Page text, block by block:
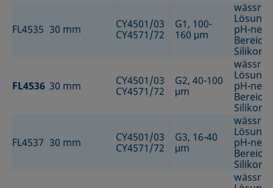
FL4535 30 mm
CY4501/03
CY4571/72
G1, 100-
160 μm
pH-
Bereich
Silikonöl
FL4536 30 mm
CY4501/03
CY4571/72
G2, 40-100
μm
pH-
Bereich
Silikonöl
FL4537 30 mm
CY4501/03
CY4571/72
G3, 16-40
μm
pH-
Bereich
Silikonöl